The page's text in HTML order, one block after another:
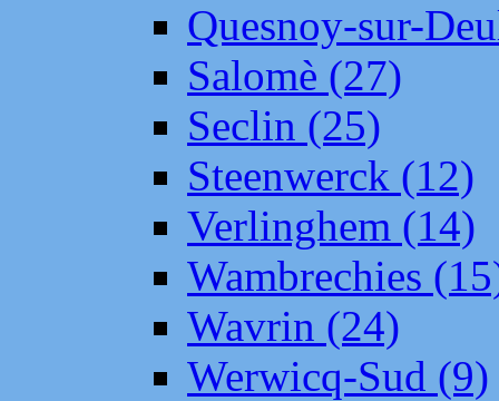
Quesnoy-sur-
Salomè (27)
Seclin (25)
Steenwerck (12)
Verlinghem (14)
Wambrechies
Wavrin (24)
Werwicq-Sud (9)